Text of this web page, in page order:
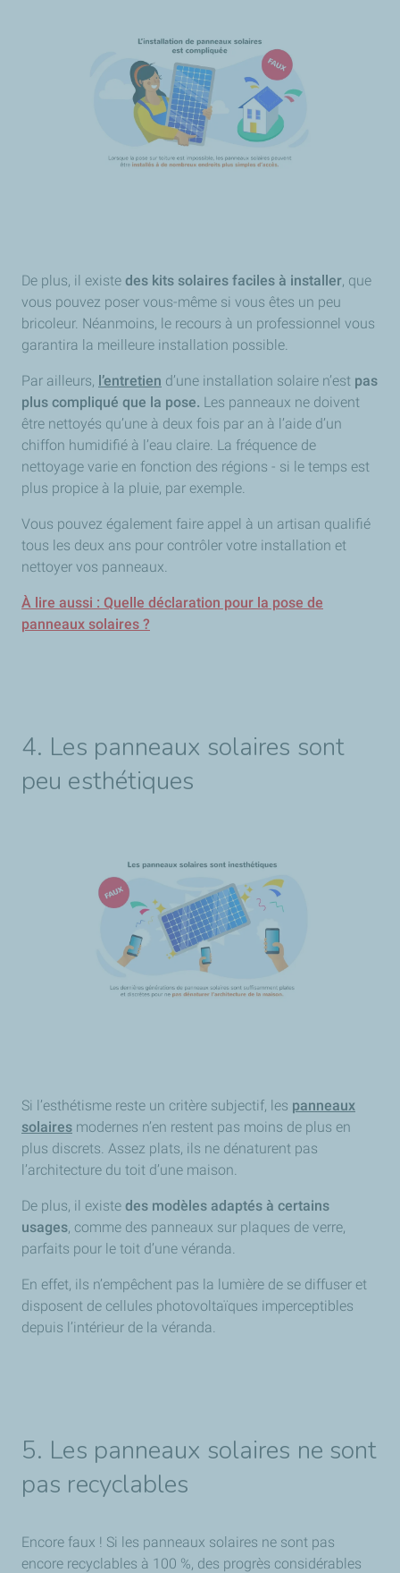
De plus, il existe des kits solaires faciles à installer, que
vous pouvez poser vous-même si vous êtes un peu
bricoleur. Néanmoins, le recours à un professionnel vous
garantira la meilleure installation possible.
Par ailleurs, l’entretien d’une installation solaire n’est pas
plus compliqué que la pose. Les panneaux ne doivent
être nettoyés qu’une à deux fois par an à l’aide d’un
chiffon humidifié à l’eau claire. La fréquence de
nettoyage varie en fonction des régions - si le temps est
plus propice à la pluie, par exemple.
Vous pouvez également faire appel à un artisan qualifié
tous les deux ans pour contrôler votre installation et
nettoyer vos panneaux.
À lire aussi : Quelle déclaration pour la pose de
panneaux solaires ?
4. Les panneaux solaires sont
peu esthétiques
Si l’esthétisme reste un critère subjectif, les panneaux
solaires modernes n’en restent pas moins de plus en
plus discrets. Assez plats, ils ne dénaturent pas
l’architecture du toit d’une maison.
De plus, il existe des modèles adaptés à certains
usages, comme des panneaux sur plaques de verre,
parfaits pour le toit d’une véranda.
En effet, ils n’empêchent pas la lumière de se diffuser et
disposent de cellules photovoltaïques imperceptibles
depuis l’intérieur de la véranda.
5. Les panneaux solaires ne sont
pas recyclables
Encore faux ! Si les panneaux solaires ne sont pas
encore recyclables à 100 %, des progrès considérables